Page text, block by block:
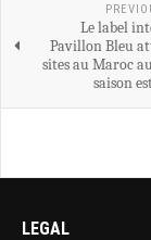
Le label
Pavillon Bleu
sites au Maroc
saison
LEGAL